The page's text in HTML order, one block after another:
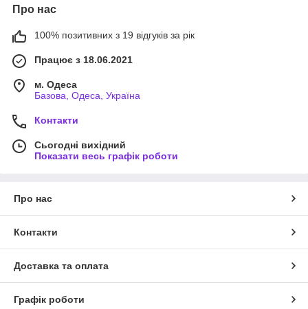
Про нас
100% позитивних з 19 відгуків за рік
Працює з 18.06.2021
м. Одеса
Базова, Одеса, Україна
Контакти
Сьогодні вихідний
Показати весь графік роботи
Про нас
Контакти
Доставка та оплата
Графік роботи